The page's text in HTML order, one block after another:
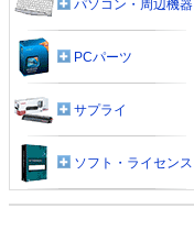
パソコン・周辺機器
PCパーツ
サプライ
ソフト・ライセンス